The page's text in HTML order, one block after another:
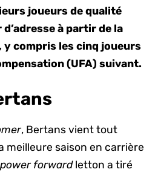
joueurs de qualité
à partir de la
y compris les cinq joueurs
(UFA) suivant.
, Bertans vient tout
meilleure saison en carrière
power forward letton a tiré